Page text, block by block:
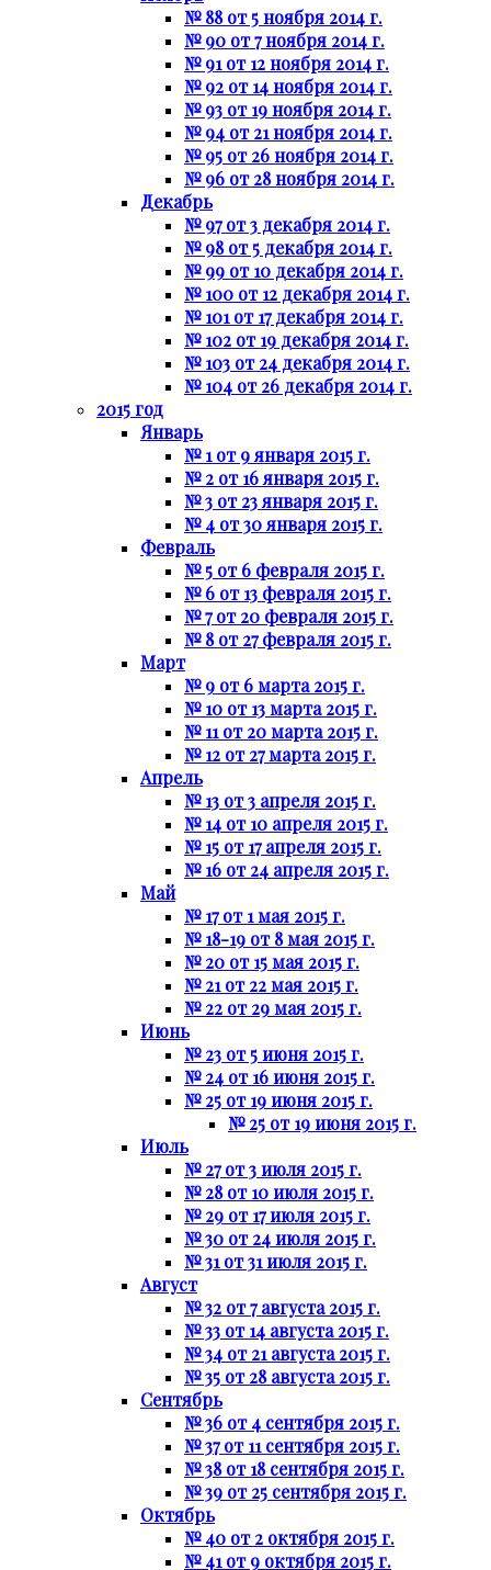
№ 88 от 5 ноября 2014 г.
№ 90 от 7 ноября 2014 г.
№ 91 от 12 ноября 2014 г.
№ 92 от 14 ноября 2014 г.
№ 93 от 19 ноября 2014 г.
№ 94 от 21 ноября 2014 г.
№ 95 от 26 ноября 2014 г.
№ 96 от 28 ноября 2014 г.
Декабрь
№ 97 от 3 декабря 2014 г.
№ 98 от 5 декабря 2014 г.
№ 99 от 10 декабря 2014 г.
№ 100 от 12 декабря 2014 г.
№ 101 от 17 декабря 2014 г.
№ 102 от 19 декабря 2014 г.
№ 103 от 24 декабря 2014 г.
№ 104 от 26 декабря 2014 г.
2015 год
Январь
№ 1 от 9 января 2015 г.
№ 2 от 16 января 2015 г.
№ 3 от 23 января 2015 г.
№ 4 от 30 января 2015 г.
Февраль
№ 5 от 6 февраля 2015 г.
№ 6 от 13 февраля 2015 г.
№ 7 от 20 февраля 2015 г.
№ 8 от 27 февраля 2015 г.
Март
№ 9 от 6 марта 2015 г.
№ 10 от 13 марта 2015 г.
№ 11 от 20 марта 2015 г.
№ 12 от 27 марта 2015 г.
Апрель
№ 13 от 3 апреля 2015 г.
№ 14 от 10 апреля 2015 г.
№ 15 от 17 апреля 2015 г.
№ 16 от 24 апреля 2015 г.
Май
№ 17 от 1 мая 2015 г.
№ 18-19 от 8 мая 2015 г.
№ 20 от 15 мая 2015 г.
№ 21 от 22 мая 2015 г.
№ 22 от 29 мая 2015 г.
Июнь
№ 23 от 5 июня 2015 г.
№ 24 от 16 июня 2015 г.
№ 25 от 19 июня 2015 г.
№ 25 от 19 июня 2015 г.
Июль
№ 27 от 3 июля 2015 г.
№ 28 от 10 июля 2015 г.
№ 29 от 17 июля 2015 г.
№ 30 от 24 июля 2015 г.
№ 31 от 31 июля 2015 г.
Август
№ 32 от 7 августа 2015 г.
№ 33 от 14 августа 2015 г.
№ 34 от 21 августа 2015 г.
№ 35 от 28 августа 2015 г.
Сентябрь
№ 36 от 4 сентября 2015 г.
№ 37 от 11 сентября 2015 г.
№ 38 от 18 сентября 2015 г.
№ 39 от 25 сентября 2015 г.
Октябрь
№ 40 от 2 октября 2015 г.
№ 41 от 9 октября 2015 г.